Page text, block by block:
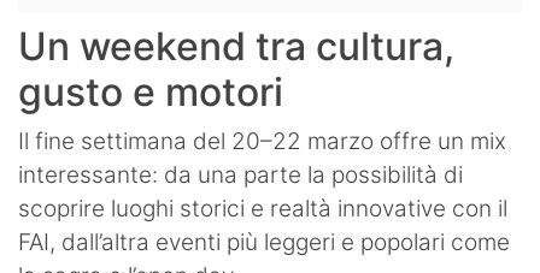
Un weekend tra cultura,
gusto e motori
Il fine settimana del 20–22 marzo offre un mix
interessante: da una parte la possibilità di
scoprire luoghi storici e realtà innovative con il
FAI, dall’altra eventi più leggeri e popolari come